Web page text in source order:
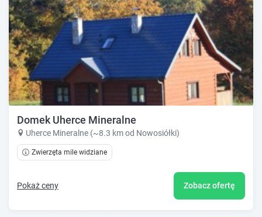
Domek Uherce Mineralne
Uherce Mineralne (~8.3 km od Nowosiółki)
Zwierzęta mile widziane
Pokaż ceny Zobacz ofertę